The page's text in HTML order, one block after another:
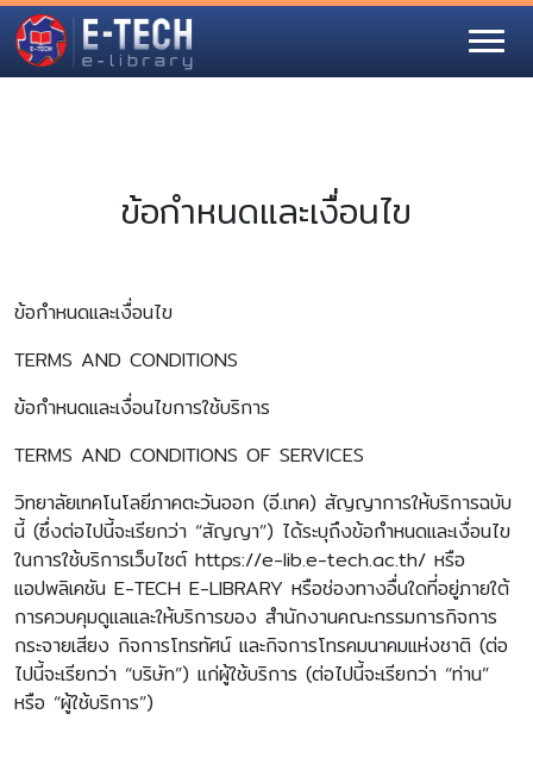
ข้อกำหนดและเงื่อนไข
ข้อกำหนดและเงื่อนไข
TERMS AND CONDITIONS
ข้อกำหนดและเงื่อนไขการใช้บริการ
TERMS AND CONDITIONS OF SERVICES
วิทยาลัยเทคโนโลยีภาคตะวันออก (อี.เทค) สัญญาการให้บริการฉบับ
นี้ (ซึ่งต่อไปนี้จะเรียกว่า “สัญญา”) ได้ระบุถึงข้อกำหนดและเงื่อนไข
ในการใช้บริการเว็บไซต์ https://e-lib.e-tech.ac.th/ หรือ
แอปพลิเคชัน E-TECH E-LIBRARY หรือช่องทางอื่นใดที่อยู่ภายใต้
การควบคุมดูแลและให้บริการของ สำนักงานคณะกรรมการกิจการ
กระจายเสียง กิจการโทรทัศน์ และกิจการโทรคมนาคมแห่งชาติ (ต่อ
ไปนี้จะเรียกว่า “บริษัท”) แก่ผู้ใช้บริการ (ต่อไปนี้จะเรียกว่า “ท่าน”
หรือ “ผู้ใช้บริการ”)